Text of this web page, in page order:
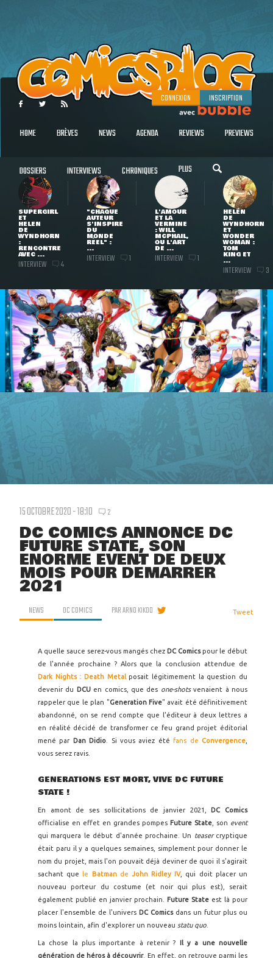
CONNEXION INSCRIPTION
HOME BRÈVES NEWS AGENDA REVIEWS PREVIEWS
DOSSIERS INTERVIEWS CHRONIQUES PLUS
SUPERGIRL
ET
HELEN
DE
WYNDHORN
:
RENCONTRE
AVEC ...
INTERVIEW 4
"CHAQUE
AUTEUR
S'INSPIRE
DU
MONDE
RÉEL" :
...
INTERVIEW 1
L'AMOUR
ET LA
VERMINE
: WILL
MCPHAIL,
OU L'ART
DE ...
INTERVIEW 1
HELEN
DE
WYNDHORN
ET
WONDER
WOMAN :
TOM
KING ET
...
INTERVIEW 3
15 OCTOBRE 2020 - 18:10 2
DC COMICS ANNONCE DC
FUTURE STATE, SON
ÉNORME EVENT DE DEUX
MOIS POUR DÉMARRER
2021
NEWS DC COMICS PARARNO KIKOO Tweet
A quelle sauce serez-vous mangés chez DC Comicspour le début
de l'année prochaine ? Alors que la conclusion attendue de
Dark Nights : Death Metal posait légitimement la question du
devenir du DCU en comics, que des one-shotsvenaient à nous
rappeler que le plan "Generation Five" avait été définitivement
abandonné, on se rend compte que l'éditeur à deux lettres a
en réalité décidé de transformer ce feu grand projet éditorial
mené par Dan Didio . Si vous aviez étéfans deConvergence
vous serez ravis.
GENERATIONS EST MORT, VIVE DC FUTURE
STATE !
En amont de ses sollicitations de janvier 2021,
DC Comics
officialise en effet en grandes pompes Future State , son event
qui marquera le début d'année prochaine. Un teaser cryptique
était paru il y a quelques semaines, simplement pour donner le
nom du projet, mais l'on pouvait déjà deviner de quoi il s'agirait
sachant que
le Batman de John Ridley IV, qui doit placer un
nouveau porteur du costume (et noir qui plus est), serait
également publié en janvier prochain.
Future State est là pour
placer l'ensemble de l'univers DC Comics dans un futur plus ou
moins lointain, afin d'explorer un nouveau statu quo
La chose la plus importante à retenir ?
Il y a une nouvelle
génération de héros à découvrir. En effet, on retrouve parmi les